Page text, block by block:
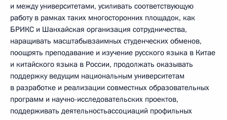
и между университетами, усиливать соответствующую
работу в рамках таких многосторонних площадок, как
БРИКС и Шанхайская организация сотрудничества,
наращивать масштабывзаимных студенческих обменов,
поощрять преподавание и изучение русского языка в Китае
и китайского языка в России, продолжать оказывать
поддержку ведущим национальным университетам
в разработке и реализации совместных образовательных
программ и научно-исследовательских проектов,
поддерживать деятельностьассоциаций профильных